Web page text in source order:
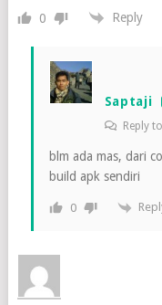
0 Reply
Saptaji
Reply to
blm ada mas, dari
build apk sendiri
0